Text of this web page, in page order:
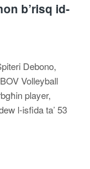
b’risq id-
Debono,
Volleyball
player,
l‑isfida ta’ 53